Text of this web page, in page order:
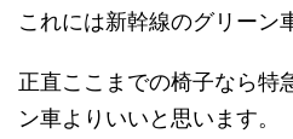
これには新幹線のグリーン
正直ここまでの椅子なら特
ン車よりいいと思います。